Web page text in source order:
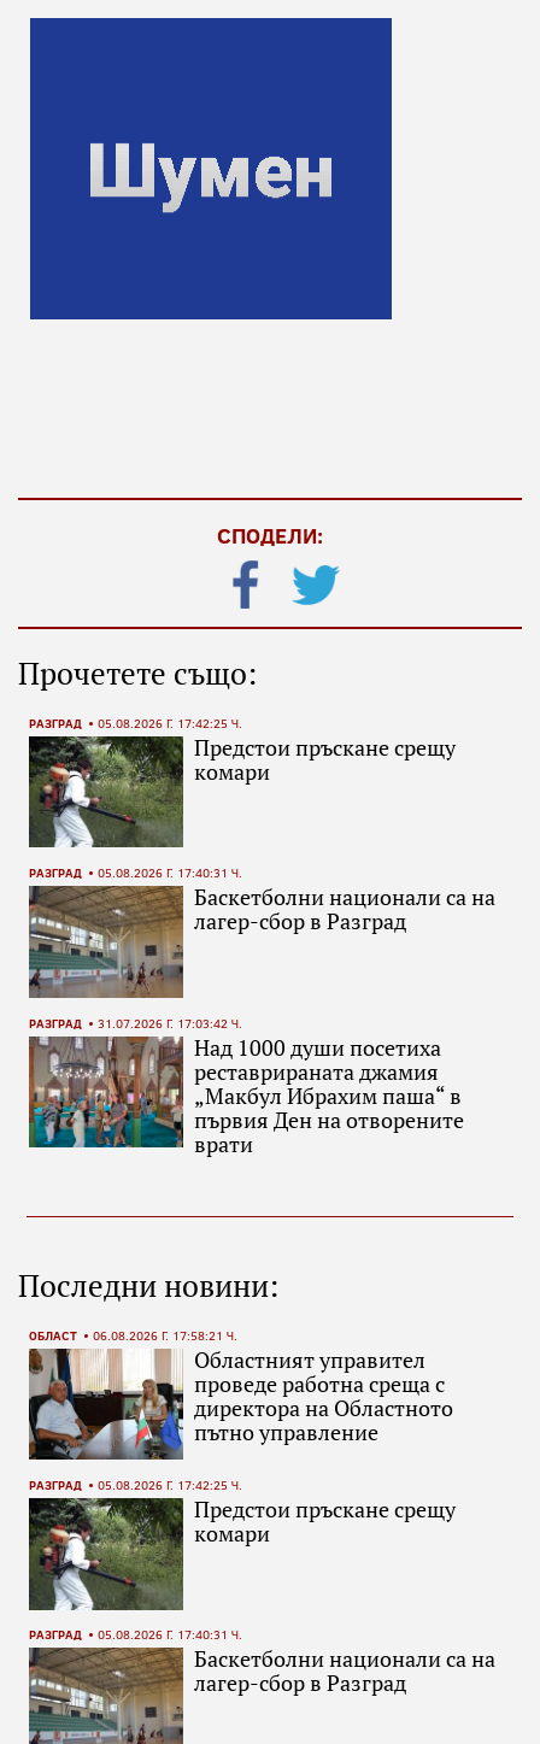
СПОДЕЛИ:
Прочетете също:
РАЗГРАД 05.08.2026 Г. 17:42:25 Ч.
Предстои пръскане срещу
комари
РАЗГРАД 05.08.2026 Г. 17:40:31 Ч.
Баскетболни национали са на
лагер-сбор в Разград
РАЗГРАД 31.07.2026 Г. 17:03:42 Ч.
Над 1000 души посетиха
реставрираната джамия
„Макбул Ибрахим паша“ в
първия Ден на отворените
врати
Последни новини:
ОБЛАСТ 06.08.2026 Г. 17:58:21 Ч.
Областният управител
проведе работна среща с
директора на Областното
пътно управление
РАЗГРАД 05.08.2026 Г. 17:42:25 Ч.
Предстои пръскане срещу
комари
РАЗГРАД 05.08.2026 Г. 17:40:31 Ч.
Баскетболни национали са на
лагер-сбор в Разград